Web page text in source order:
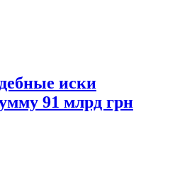
иски
91 млрд грн